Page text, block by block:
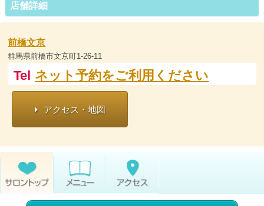
店舗詳細
前橋文京
群馬県前橋市文京町1-26-11
Tel ネット予約をご利用ください
アクセス・地図